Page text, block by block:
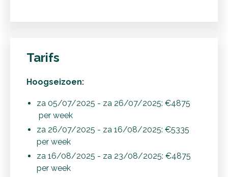
Tarifs
Hoogseizoen:
za 05/07/2025 - za 26/07/2025: €4875
per week
za 26/07/2025 - za 16/08/2025: €5335
per week
za 16/08/2025 - za 23/08/2025: €4875
per week